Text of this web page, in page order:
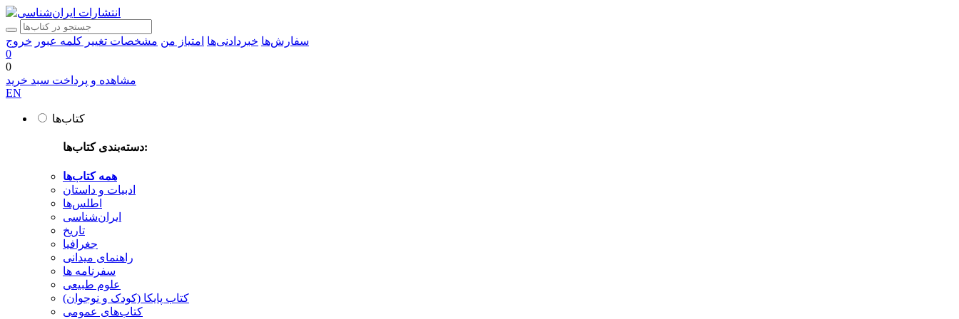
سفارش‌ها خبردادنی‌ها امتیاز من مشخصات تغییر کلمه عبور خروج
0
0
مشاهده و پرداخت سبد خرید
EN
کتاب‌ها
دسته‌بندی کتاب‌ها:
همه کتاب‌ها
ادبیات و داستان
اطلس‌ها
ایران‌شناسی
تاریخ
جغرافیا
راهنمای میدانی
سفرنامه‌ ها
علوم طبیعی
کتاب‌ پایکا (کودک و نوجوان)
کتاب‌های عمومی